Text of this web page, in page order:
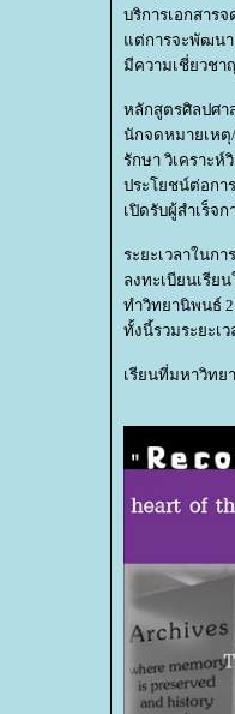
บริการเอกสาร
ต่การจะพัฒนา
มีความเชี่ยวชา
หลักสูตรศิลปศา
นักจดหมายเหตุ/
รักษา วิเคราะ
ประโยชน์ต่อกา
เปิดรับผู้สำเร็จ
ระยะเวลาในกา
ลงทะเบียนเรีย
ทำวิทยานิพนธ์
ทั้งนี้รวมระยะเ
เรียนที่มหาวิทย